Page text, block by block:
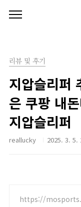
리뷰 및 후기
지압슬리퍼
은 쿠팡 내
지압슬리퍼
reallucky 2025. 3. 5.
https://